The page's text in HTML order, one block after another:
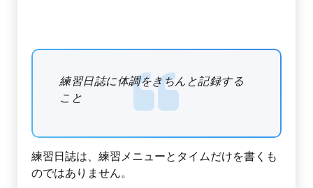
練習日誌に体調をきちんと記録する
こと
練習日誌は、練習メニューとタイムだけを書くも
のではありません。